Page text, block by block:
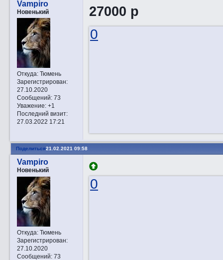
Vampiro
Новенький
Откуда:Тюмень
Зарегистрирован:
27.10.2020
Сообщений:73
Уважение: +1
Последний визит:
27.03.2022 17:21
27000 р
0
Поделиться21.02.2021 09:58
Vampiro
Новенький
Откуда:Тюмень
Зарегистрирован:
27.10.2020
Сообщений:73
0